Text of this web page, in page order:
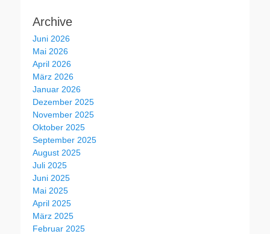
Archive
Juni 2026
Mai 2026
April 2026
März 2026
Januar 2026
Dezember 2025
November 2025
Oktober 2025
September 2025
August 2025
Juli 2025
Juni 2025
Mai 2025
April 2025
März 2025
Februar 2025